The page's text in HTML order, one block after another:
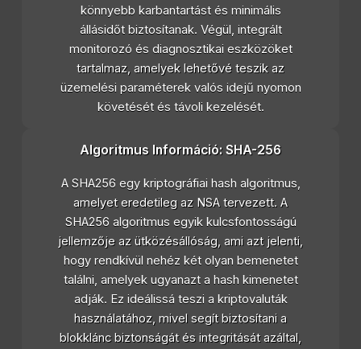
könnyebb karbantartást és minimális
állásidőt biztosítanak. Végül, integrált
monitorozó és diagnosztikai eszközöket
tartalmaz, amelyek lehetővé teszik az
üzemelési paraméterek valós idejű nyomon
követését és távoli kezelését.
Algoritmus Információ: SHA-256
A SHA256 egy kriptográfiai hash algoritmus,
amelyet eredetileg az NSA tervezett. A
SHA256 algoritmus egyik kulcsfontosságú
jellemzője az ütközésállóság, ami azt jelenti,
hogy rendkívül nehéz két olyan bemenetet
találni, amelyek ugyanazt a hash kimenetet
adják. Ez ideálissá teszi a kriptovaluták
használatához, mivel segít biztosítani a
blokklánc biztonságát és integritását azáltal,